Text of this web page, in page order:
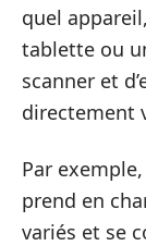
quel
tablette ou
scanner et
directement
Par
prend en
variés et se